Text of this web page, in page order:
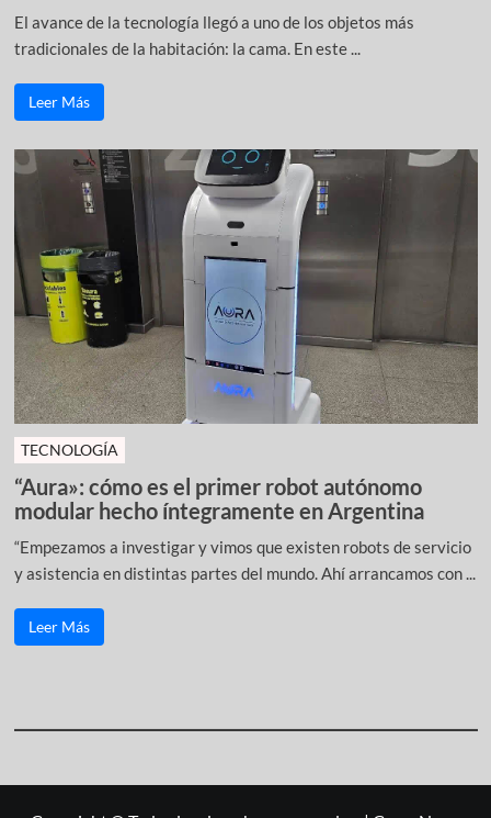
El avance de la tecnología llegó a uno de los objetos más
tradicionales de la habitación: la cama. En este ...
Leer Más
TECNOLOGÍA
“Aura»: cómo es el primer robot autónomo
modular hecho íntegramente en Argentina
“Empezamos a investigar y vimos que existen robots de servicio
y asistencia en distintas partes del mundo. Ahí arrancamos con ...
Leer Más